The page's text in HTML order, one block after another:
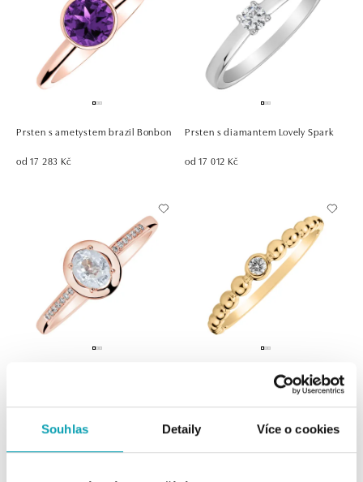
Souhlas Detaily Více o cookies
Prsten s ametystem brazil Bonbon
od 17 283 Kč
Prsten s diamantem Lovely Spark
od 17 012 Kč
Prsten s diamantem Shiny Dots
od 21 526 Kč